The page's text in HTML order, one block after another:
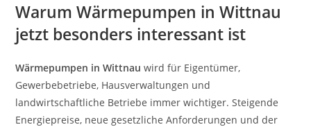
Warum Wärmepumpen in Wittnau
jetzt besonders interessant ist
Wärmepumpen in Wittnau wird für Eigentümer,
Gewerbebetriebe, Hausverwaltungen und
landwirtschaftliche Betriebe immer wichtiger. Steigende
Energiepreise, neue gesetzliche Anforderungen und der